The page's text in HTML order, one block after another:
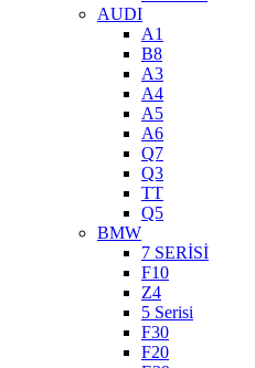
AUDI
A1
B8
A3
A4
A5
A6
Q7
Q3
TT
Q5
BMW
7 SERİSİ
F10
Z4
5 Serisi
F30
F20